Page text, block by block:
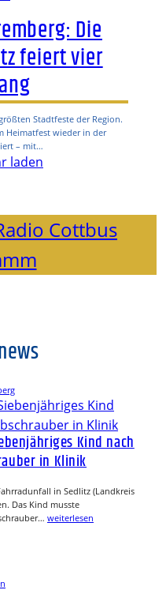
Die
feiert vier
Stadtfeste der Region.
Heimatfest wieder in der
– mit…
laden
Cottbus
Kind nach
in Klinik
in Sedlitz (Landkreis
Das Kind musste
weiterlesen